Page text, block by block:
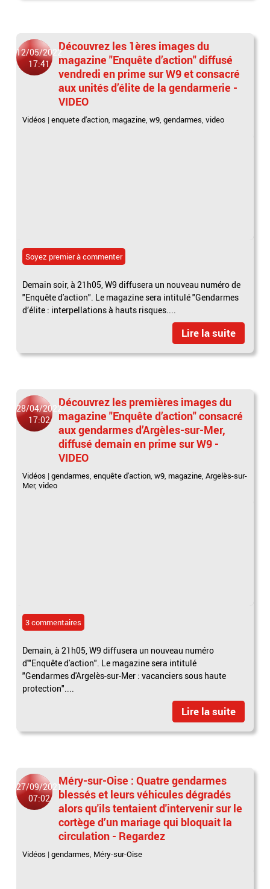
12/05/2022
17:41
Découvrez les 1ères images du
magazine "Enquête d’action" diffusé
vendredi en prime sur W9 et consacré
aux unités d’élite de la gendarmerie -
VIDEO
Vidéos |enquete d'action, magazine,w9,gendarmes,video
Soyez premier à commenter
Demain soir, à 21h05, W9 diffusera un nouveau numéro de
"Enquête d'action". Le magazine sera intitulé "Gendarmes
d’élite : interpellations à hauts risques....
Lire la suite
28/04/2022
17:02
Découvrez les premières images du
magazine "Enquête d’action" consacré
aux gendarmes d’Argèles-sur-Mer,
diffusé demain en prime sur W9 -
VIDEO
Vidéos |gendarmes,enquête d'action,w9, magazine,Argelès-sur-
Mer,video
3 commentaires
Demain, à 21h05, W9 diffusera un nouveau numéro
d'"Enquête d'action". Le magazine sera intitulé
"Gendarmes d'Argelès-sur-Mer : vacanciers sous haute
protection"....
Lire la suite
27/09/2021
07:02
Méry-sur-Oise : Quatre gendarmes
blessés et leurs véhicules dégradés
alors qu'ils tentaient d'intervenir sur le
cortège d’un mariage qui bloquait la
circulation - Regardez
Vidéos |gendarmes, Méry-sur-Oise